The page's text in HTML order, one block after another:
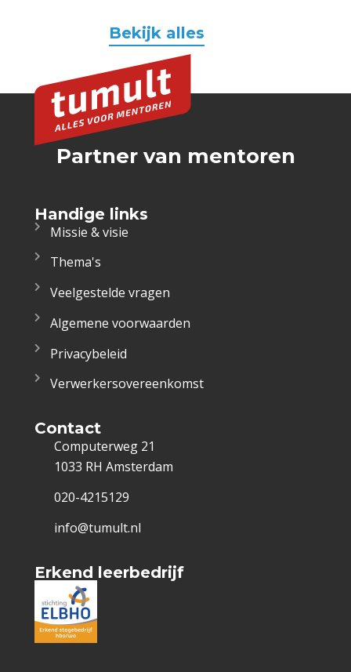
Bekijk alles
Partner van mentoren
Handige links
Missie & visie
Thema's
Veelgestelde vragen
Algemene voorwaarden
Privacybeleid
Verwerkersovereenkomst
Contact
Computerweg 21
1033 RH Amsterdam
020-4215129
info@tumult.nl
Erkend leerbedrijf